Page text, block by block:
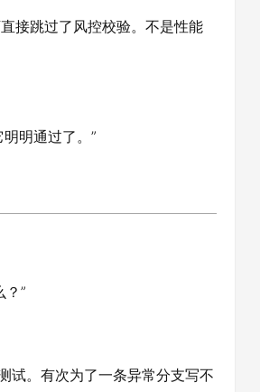
接跳过了风控校验。不是性能
明通过了。”
”
试。有次为了一条异常分支写不